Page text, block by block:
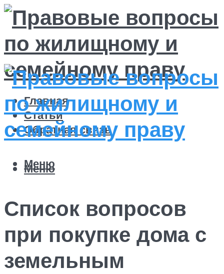
Главная
Статьи
Обратная связь
Меню
Меню
Список вопросов
при покупке дома с
земельным